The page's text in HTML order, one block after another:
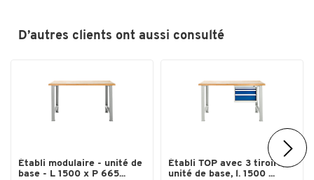
D’autres clients ont aussi consulté
Établi modulaire - unité de
base - L 1500 x P 665...
Établi TOP avec 3 tiroirs,
unité de base, l. 1500 ...